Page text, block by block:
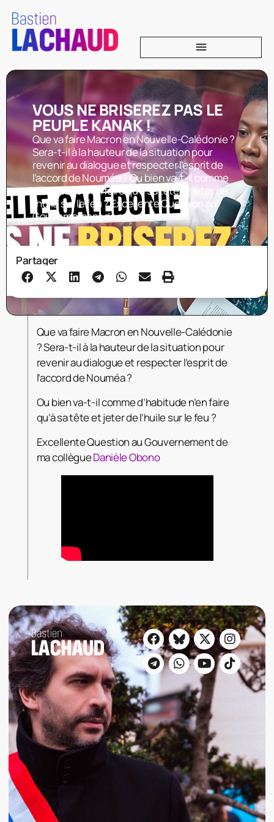
VOUS NE BRISEREZ PAS LE
PEUPLE KANAK !
Que va faire Macron en Nouvelle-Calédonie ?
Sera-t-il à la hauteur de la situation pour
revenir au dialogue et respecter l’esprit de
l’accord de Nouméa ? Ou bien va-t-il comme
d’habitude n’en faire qu’à sa tête et jeter de
l’huile sur le feu ? Excellente Question au
Gouvernement de ma
Partager
Que va faire Macron en Nouvelle-Calédonie
? Sera-t-il à la hauteur de la situation pour
revenir au dialogue et respecter l’esprit de
l’accord de Nouméa ?
Ou bien va-t-il comme d’habitude n’en faire
qu’à sa tête et jeter de l’huile sur le feu ?
Excellente Question au Gouvernement de
ma collègueDanièle Obono